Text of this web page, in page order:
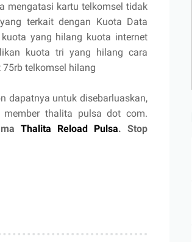
mengatasi kartu telkomsel tidak
terkait dengan Kuota Data
yang hilang kuota internet
kuota tri yang hilang cara
telkomsel hilang
dapatnya untuk disebarluaskan,
member thalita pulsa dot com.
Thalita Reload Pulsa. Stop